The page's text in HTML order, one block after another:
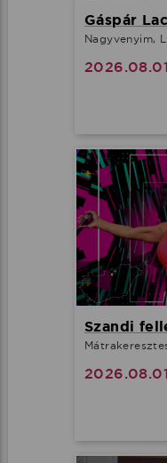
Gáspár
Nagyvenyim,
Szandi